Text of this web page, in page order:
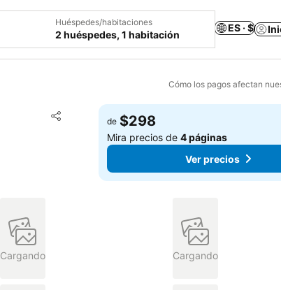
Huéspedes/habitaciones
2 huéspedes, 1 habitación
ES · $
Cómo los pagos afectan
Compartir
Agregar a favoritos
de $298
Mira precios de4 páginas
Ver precios
Cargando Cargando